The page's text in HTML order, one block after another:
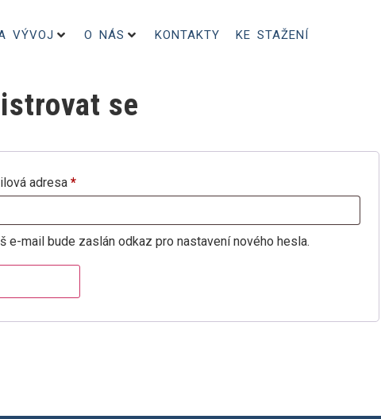
VÝVOJ O NÁS KONTAKTY KE STAŽENÍ
se
adresa*
e-mail bude zaslán odkaz pro nastavení nového hesla.